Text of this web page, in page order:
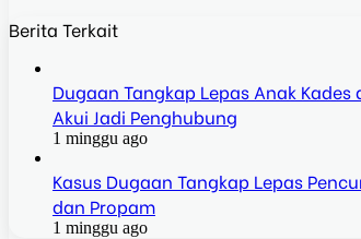
Berita Terkait
Dugaan Tangkap Lepas Anak
Akui Jadi Penghubung
1 minggu ago
Kasus Dugaan Tangkap Lepas
dan Propam
1 minggu ago